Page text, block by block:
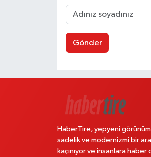
Gönder
HaberTire, yepyeni
sadelik ve modernizmi bir
kaçınıyor ve insanlara